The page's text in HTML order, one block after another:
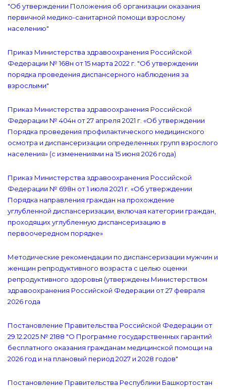
"Об утверждении Положения об организации оказания
первичной медико-санитарной помощи взрослому
населению"
Приказ Министерства здравоохранения Российской
Федерации № 168н от 15 марта 2022 г. "Об утверждении
порядка проведения диспансерного наблюдения за
взрослыми"
Приказ Министерства здравоохранения Российской
Федерации № 404н от 27 апреля 2021 г. «Об утверждении
Порядка проведения профилактического медицинского
осмотра и диспансеризации определенных групп взрослого
населения» (с изменениями на 15 июня 2026 года)
Приказ Министерства здравоохранения Российской
Федерации № 698н от 1 июля 2021 г. «Об утверждении
Порядка направления граждан на прохождение
углубленной диспансеризации, включая категории граждан,
проходящих углубленную диспансеризацию в
первоочередном порядке»
Методические рекомендации по диспансеризации мужчин и
женщин репродуктивного возраста с целью оценки
репродуктивного здоровья (утверждены Министерством
здравоохранения Российской Федерации от 27 февраля
2026 года
Постановление Правительства Российской Федерации от
29.12.2025 № 2188 "О Программе государственных гарантий
бесплатного оказания гражданам медицинской помощи на
2026 год и на плановый период 2027 и 2028 годов"
Постановление Правительства Республики Башкортостан